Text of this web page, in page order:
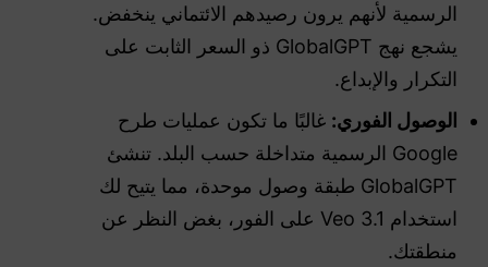
الرسمية لأنهم يرون رصيدهم الائتماني ينخفض.
يشجع نهج GlobalGPT ذو السعر الثابت على
التكرار والإبداع.
الوصول الفوري: غالبًا ما تكون عمليات طرح
Google الرسمية متداخلة حسب البلد. تنشئ
GlobalGPT طبقة وصول موحدة، مما يتيح لك
استخدام Veo 3.1 على الفور، بغض النظر عن
منطقتك.